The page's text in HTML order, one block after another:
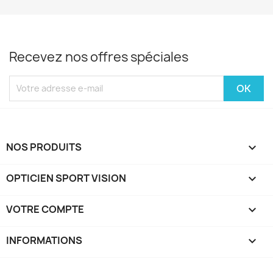
Recevez nos offres spéciales
NOS PRODUITS 
OPTICIEN SPORT VISION 
VOTRE COMPTE 
INFORMATIONS keyboard_arrow_down